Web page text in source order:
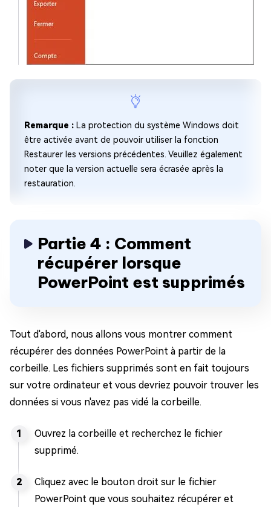
Remarque : La protection du système Windows doit
être activée avant de pouvoir utiliser la fonction
Restaurer les versions précédentes. Veuillez également
noter que la version actuelle sera écrasée après la
restauration.
Partie 4 : Comment
récupérer lorsque
PowerPoint est supprimés
Tout d'abord, nous allons vous montrer comment
récupérer des données PowerPoint à partir de la
corbeille. Les fichiers supprimés sont en fait toujours
sur votre ordinateur et vous devriez pouvoir trouver les
données si vous n'avez pas vidé la corbeille.
Ouvrez la corbeille et recherchez le fichier
supprimé.
Cliquez avec le bouton droit sur le fichier
PowerPoint que vous souhaitez récupérer et